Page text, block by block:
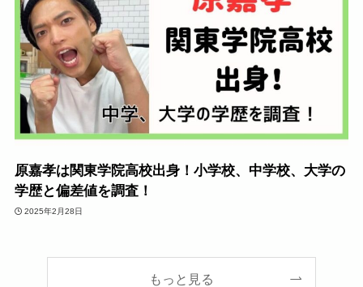
原嘉孝は関東学院高校出身！小学校、中学校、大学の
学歴と偏差値を調査！
2025年2月28日
もっと見る